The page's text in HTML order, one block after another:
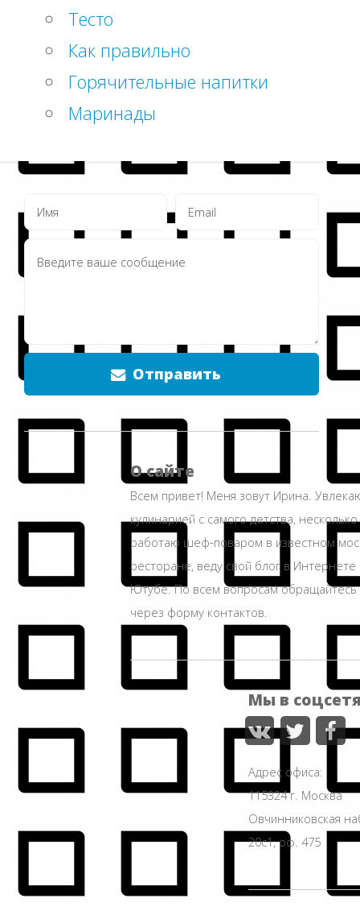
Тесто
Как правильно
Горячительные напитки
Маринады
Отправить
О сайте
Всем привет! Меня зовут Ирина.
кулинарией с самого детства,
работаю шеф-поваром в известном
ресторане, веду свой блог в Интернете
Ютубе. По всем вопросам
через форму контактов.
Мы в
Адрес офиса:
115324 г. Москва
Овчинниковская
20с1, оф. 475